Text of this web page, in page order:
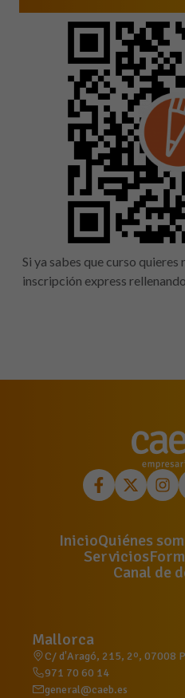
Si ya sabes que curso quieres
inscripción express
InicioQuiénes
Servicios
Canal de
Mallorca
C/ d'Aragó, 215, 2º, 07008
971 70 60 14
general@caeb.es